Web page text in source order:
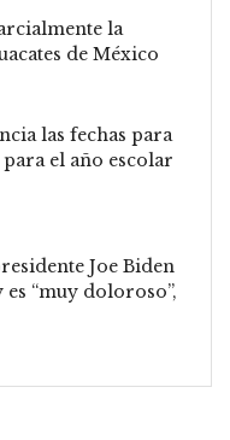
la
de México
las fechas para
el año escolar
Joe Biden
“muy doloroso”,